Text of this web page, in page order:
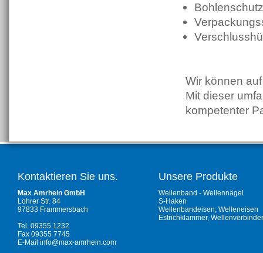
Bohlenschutz
Wir können
Mit dieser
kompetenter
Kontaktieren Sie uns.
Max Amrhein GmbH
Lohrer Str. 84
97833 Frammersbach
Tel. 09355 1232
Fax 09355 7745
E-Mail info@max-amrhein.com
Unsere Produkte
Wellenband - Wellennägel
S-Haken
Wellenbandeisen, Welleneisen
Estrichklammer, Wellenverbinder